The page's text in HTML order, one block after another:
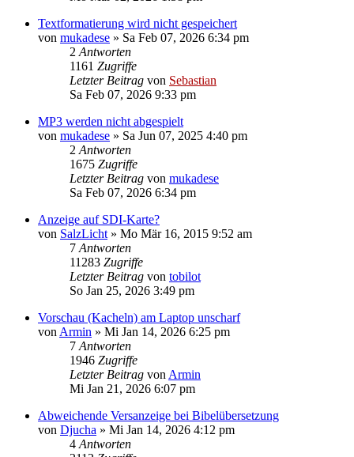
Textformatierung wird nicht gespeichert
von mukadese » Sa Feb 07, 2026 6:34 pm
2 Antworten
1161 Zugriffe
Letzter Beitrag von Sebastian
Sa Feb 07, 2026 9:33 pm
MP3 werden nicht abgespielt
von mukadese » Sa Jun 07, 2025 4:40 pm
2 Antworten
1675 Zugriffe
Letzter Beitrag von mukadese
Sa Feb 07, 2026 6:34 pm
Anzeige auf SDI-Karte?
von SalzLicht » Mo Mär 16, 2015 9:52 am
7 Antworten
11283 Zugriffe
Letzter Beitrag von tobilot
So Jan 25, 2026 3:49 pm
Vorschau (Kacheln) am Laptop unscharf
von Armin » Mi Jan 14, 2026 6:25 pm
7 Antworten
1946 Zugriffe
Letzter Beitrag von Armin
Mi Jan 21, 2026 6:07 pm
Abweichende Versanzeige bei Bibelübersetzung
von Djucha » Mi Jan 14, 2026 4:12 pm
4 Antworten